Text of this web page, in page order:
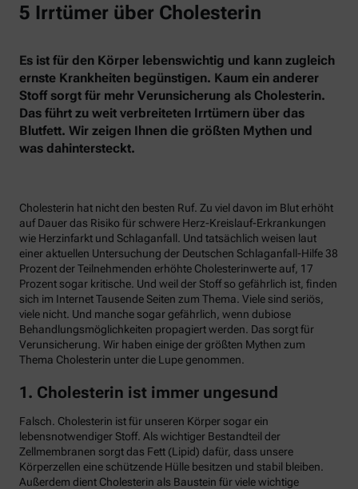
5 Irrtümer über Cholesterin
Es ist für den Körper lebenswichtig und kann zugleich
ernste Krankheiten begünstigen. Kaum ein anderer
Stoff sorgt für mehr Verunsicherung als Cholesterin.
Das führt zu weit verbreiteten Irrtümern über das
Blutfett. Wir zeigen Ihnen die größten Mythen und
was dahintersteckt.
Cholesterin hat nicht den besten Ruf. Zu viel davon im Blut erhöht
auf Dauer das Risiko für schwere Herz-Kreislauf-Erkrankungen
wie Herzinfarkt und Schlaganfall. Und tatsächlich weisen laut
einer aktuellen Untersuchung der Deutschen Schlaganfall-Hilfe 38
Prozent der Teilnehmenden erhöhte Cholesterinwerte auf, 17
Prozent sogar kritische. Und weil der Stoff so gefährlich ist, finden
sich im Internet Tausende Seiten zum Thema. Viele sind seriös,
viele nicht. Und manche sogar gefährlich, wenn dubiose
Behandlungsmöglichkeiten propagiert werden. Das sorgt für
Verunsicherung. Wir haben einige der größten Mythen zum
Thema Cholesterin unter die Lupe genommen.
1. Cholesterin ist immer ungesund
Falsch. Cholesterin ist für unseren Körper sogar ein
lebensnotwendiger Stoff. Als wichtiger Bestandteil der
Zellmembranen sorgt das Fett (Lipid) dafür, dass unsere
Körperzellen eine schützende Hülle besitzen und stabil bleiben.
Außerdem dient Cholesterin als Baustein für viele wichtige